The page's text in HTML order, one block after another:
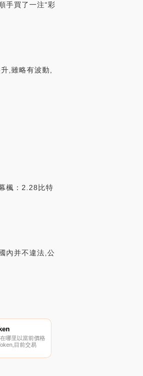
手買了一注“彩
,雖略有波動,
楓：2.28比特
內并不違法,公
哪里以當前價格
目前交易
Binance、